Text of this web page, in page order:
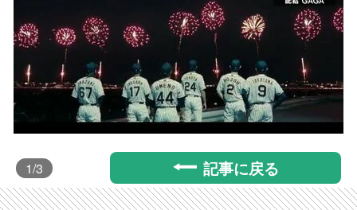
1/3 記事に戻る